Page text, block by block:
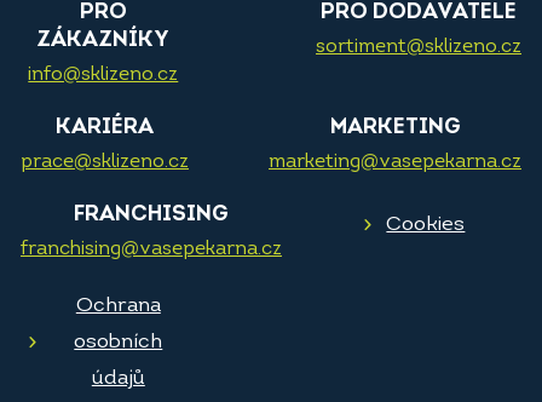
PRO
ZÁKAZNÍKY
info@sklizeno.cz
PRO DODAVATELE
sortiment@sklizeno.cz
KARIÉRA
prace@sklizeno.cz
MARKETING
marketing@vasepekarna.cz
FRANCHISING
franchising@vasepekarna.cz
Cookies
Ochrana
osobních
údajů